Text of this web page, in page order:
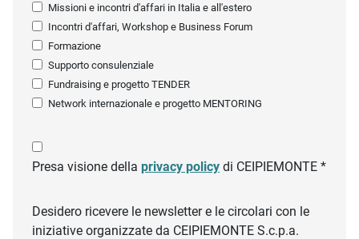
Missioni e incontri d'affari in Italia e all'estero
Incontri d'affari, Workshop e Business Forum
Formazione
Supporto consulenziale
Fundraising e progetto TENDER
Network internazionale e progetto MENTORING
Presa visione della privacy policy di CEIPIEMONTE *
Desidero ricevere le newsletter e le circolari con le
iniziative organizzate da CEIPIEMONTE S.c.p.a.